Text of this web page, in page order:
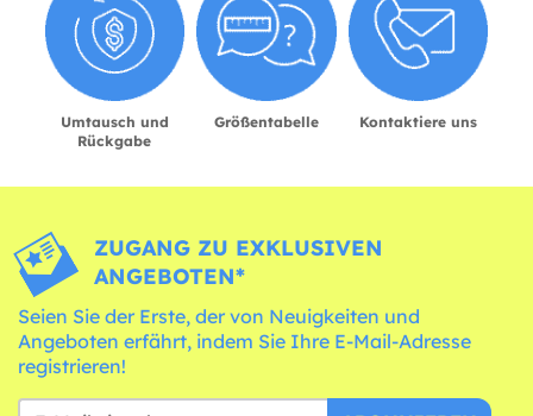
Umtausch und
Rückgabe
Größentabelle Kontaktiere uns
ZUGANG ZU EXKLUSIVEN
ANGEBOTEN*
Seien Sie der Erste, der von Neuigkeiten und
Angeboten erfährt, indem Sie Ihre E-Mail-Adresse
registrieren!